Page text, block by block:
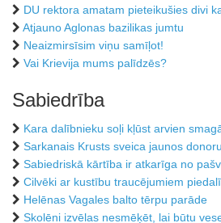
DU rektora amatam pieteikušies divi
Atjauno Aglonas bazilikas jumtu
Neaizmirsīsim viņu samīļot!
Vai Krievija mums palīdzēs?
Sabiedrība
Kara dalībnieku soļi kļūst arvien
Sarkanais Krusts sveica jaunos
Sabiedriskā kārtība ir atkarīga no
Cilvēki ar kustību traucējumiem
Helēnas Vagales balto tērpu parāde
Skolēni izvēlas nesmēķēt, lai būtu